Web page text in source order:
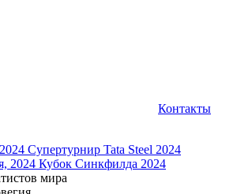
Контакты
Супертурнир Tata Steel 2024
2024 Кубок Синкфилда 2024
мира